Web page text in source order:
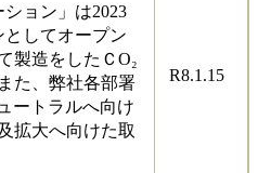
ョン」は2023
してオープン
製造をしたＣO₂
た、弊社各部署
ートラルへ向け
拡大へ向けた取
R8.1.15